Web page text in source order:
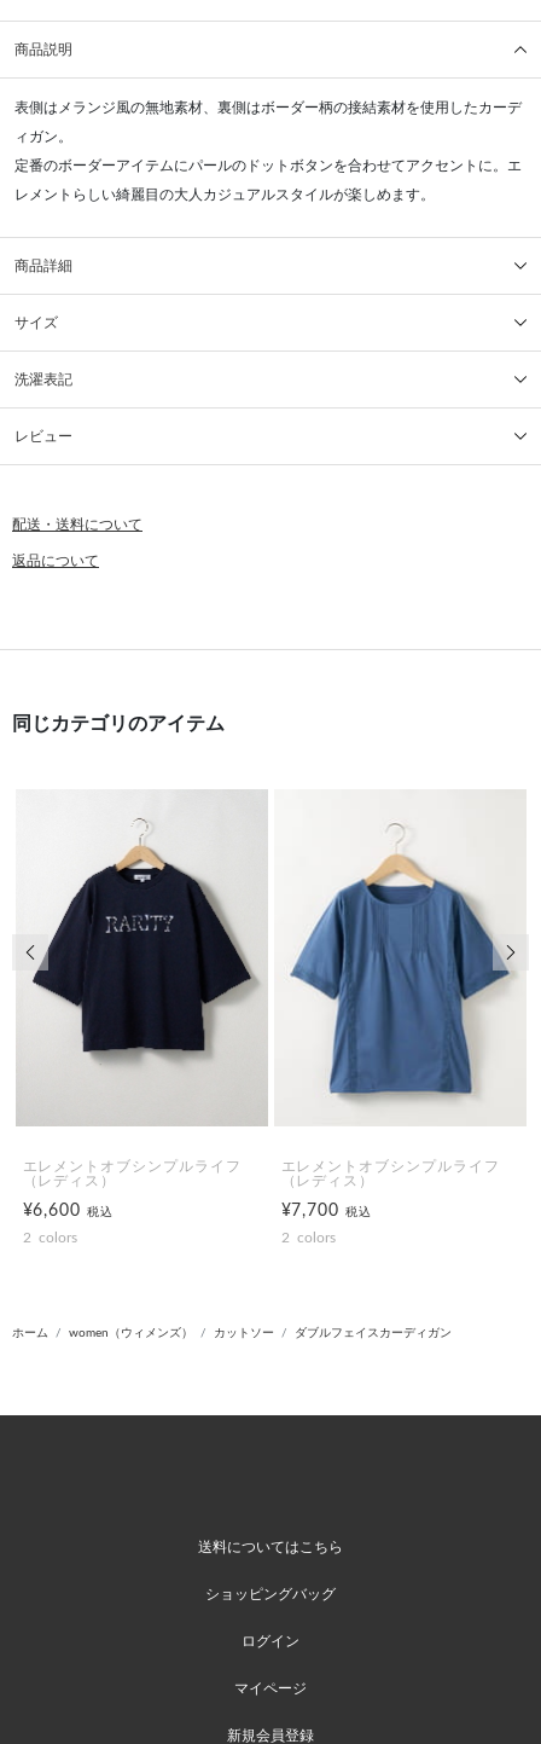
商品説明
表側はメランジ風の無地素材、裏側はボーダー柄の接結素材を使用したカーデ
ィガン。
定番のボーダーアイテムにパールのドットボタンを合わせてアクセントに。エ
レメントらしい綺麗目の大人カジュアルスタイルが楽しめます。
商品詳細
サイズ
洗濯表記
レビュー
配送・送料について
返品について
同じカテゴリのアイテム
エレメントオブシンプルライフ
（レディス）
¥6,600税込
2 colors
エレメントオブシンプルライフ
（レディス）
¥7,700税込
2 colors
前の画像
ホーム women（ウィメンズ） カットソー ダブルフェイスカーディガン
送料についてはこちら
ショッピングバッグ
ログイン
マイページ
新規会員登録